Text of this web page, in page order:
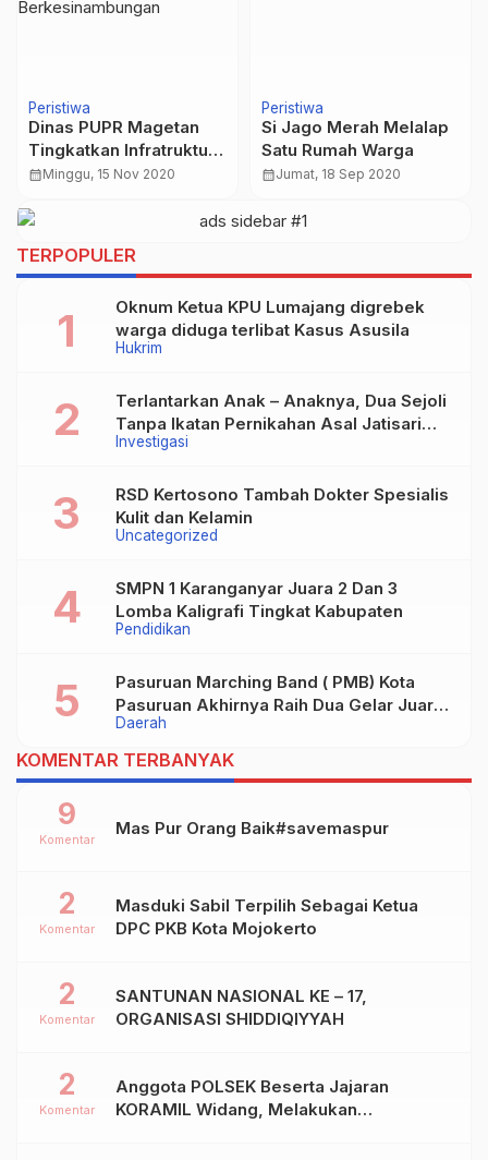
Peristiwa
Dinas PUPR Magetan
Tingkatkan Infratruktur
Melanjutkan Program
Berkesinambungan
calendar_monthMinggu, 15 Nov 2020
Peristiwa
Si Jago Merah Melalap
Satu Rumah Warga
calendar_monthJumat, 18 Sep 2020
TERPOPULER
Hukrim
Oknum Ketua KPU Lumajang digrebek
warga diduga terlibat Kasus Asusila
Investigasi
Terlantarkan Anak – Anaknya, Dua Sejoli
Tanpa Ikatan Pernikahan Asal Jatisari
Kecamatan Geger Madiun dan Maospati
Uncategorized
RSD Kertosono Tambah Dokter Spesialis
Kulit dan Kelamin
Pendidikan
SMPN 1 Karanganyar Juara 2 Dan 3
Lomba Kaligrafi Tingkat Kabupaten
Daerah
Pasuruan Marching Band ( PMB) Kota
Pasuruan Akhirnya Raih Dua Gelar Juara
Dalam Kejurprov Jatim 2024
KOMENTAR TERBANYAK
Mas Pur Orang Baik#savemaspur
9
Komentar
Masduki Sabil Terpilih Sebagai Ketua
DPC PKB Kota Mojokerto
2
Komentar
SANTUNAN NASIONAL KE – 17,
ORGANISASI SHIDDIQIYYAH
2
Komentar
Anggota POLSEK Beserta Jajaran
KORAMIL Widang, Melakukan
2
Komentar